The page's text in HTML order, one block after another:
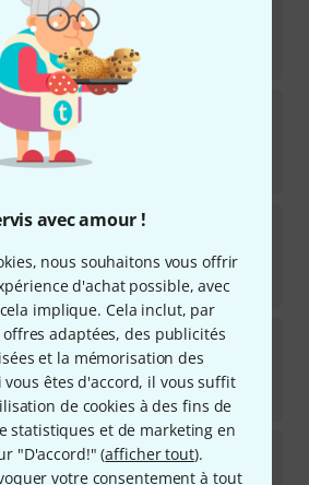
avec amour !
nous souhaitons vous offrir
d'achat possible, avec
implique. Cela inclut, par
adaptées, des publicités
et la mémorisation des
vous êtes d'accord, il vous suffit
de cookies à des fins de
statistiques et de marketing en
"D'accord!" (afficher tout).
votre consentement à tout
immédiatement
FX Power Splash
2
immédiatement
12" Custom Splash
immédiatement
12" AAX Splash
16
dans environ une semaine
Mehmet12" Splash Samatya Series
7